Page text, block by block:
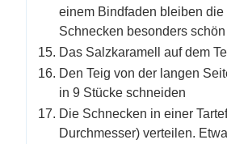
einem Bindfaden bleiben die
Schnecken besonders
Das Salzkaramell auf dem
Den Teig von der langen
in 9 Stücke schneiden
Die Schnecken in einer
Durchmesser) verteilen.